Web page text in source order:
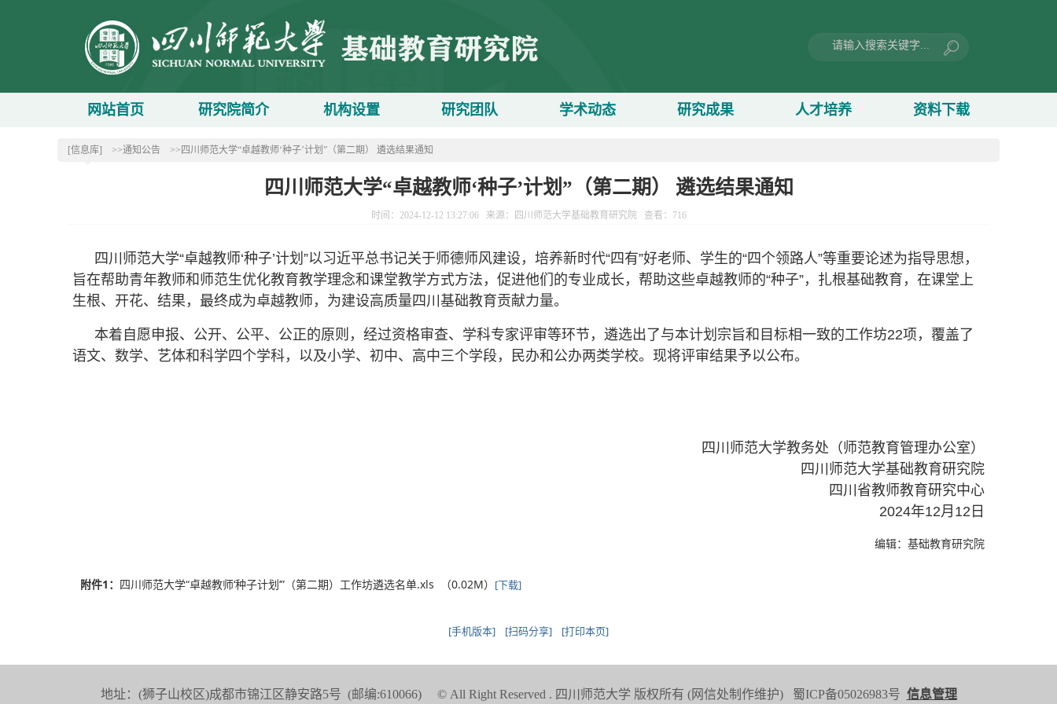
网站首页 研究院简介 机构设置 研究团队 学术动态 研究成果 人才培养 资料下载
[信息库] >>通知公告 >>四川师范大学“卓越教师‘种子’计划”（第二期） 遴选结果通知
四川师范大学“卓越教师‘种子’计划”（第二期） 遴选结果通知
时间：2024-12-12 13:27:06 来源：四川师范大学基础教育研究院 查看： 716
四川师范大学“卓越教师‘种子’计划”以习近平总书记关于师德师风建设，培养新时代“四有”好老师、学生的“四个领路人”等重要论述为指导思想，
旨在帮助青年教师和师范生优化教育教学理念和课堂教学方式方法，促进他们的专业成长，帮助这些卓越教师的“种子”，扎根基础教育，在课堂上
生根、开花、结果，最终成为卓越教师，为建设高质量四川基础教育贡献力量。
本着自愿申报、公开、公平、公正的原则，经过资格审查、学科专家评审等环节，遴选出了与本计划宗旨和目标相一致的工作坊22项，覆盖了
语文、数学、艺体和科学四个学科，以及小学、初中、高中三个学段，民办和公办两类学校。现将评审结果予以公布。
四川师范大学教务处（师范教育管理办公室）
四川师范大学基础教育研究院
四川省教师教育研究中心
2024年12月12日
编辑：基础教育研究院
附件1： 四川师范大学“卓越教师‘种子计划’”（第二期）工作坊遴选名单.xls （0.02M） [下载]
[手机版本] [扫码分享] [打印本页]
地址：(狮子山校区)成都市锦江区静安路5号 (邮编:610066) © All Right Reserved . 四川师范大学 版权所有 (网信处制作维护) 蜀ICP备05026983号 信息管理